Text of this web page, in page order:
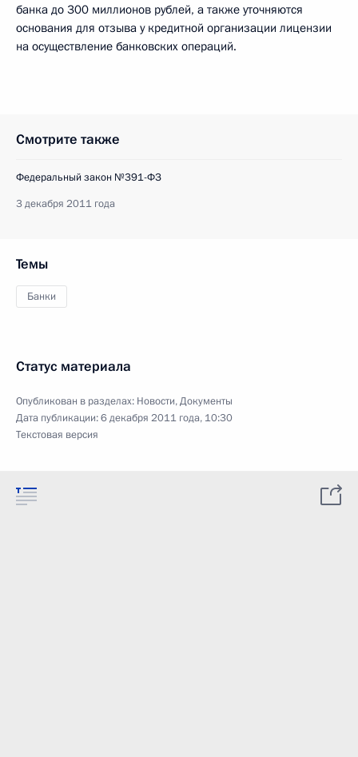
банка до 300 миллионов рублей, а также уточняются
основания для отзыва у кредитной организации лицензии
на осуществление банковских операций.
Смотрите также
Федеральный закон №391-ФЗ
3 декабря 2011 года
Темы
Банки
Статус материала
Опубликован в разделах: Новости,Документы
Дата публикации:6 декабря 2011 года, 10:30
Текстовая версия